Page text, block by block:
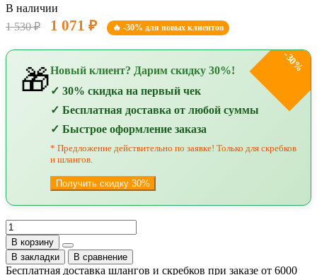
В наличии
1 530 ₽
1 071 ₽ 🔥 -30% для новых клиентов
-30%
🎁Новый клиент? Дарим скидку 30%!
✓ 30% скидка на первый чек
✓ Бесплатная доставка от любой суммы
✓ Быстрое оформление заказа
* Предложение действительно по заявке! Только для скребков
и шлангов.
Получить скидку 30%
В корзину
В закладки
В сравнение
Бесплатная доставка шлангов и скребков при заказе от 6000